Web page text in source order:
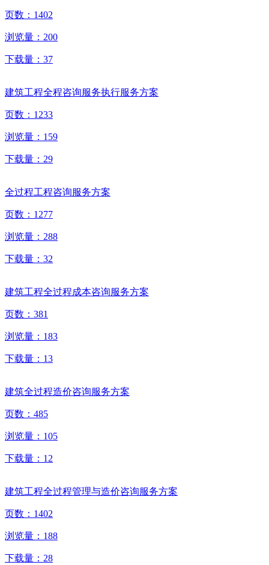
页数： 1402
浏览量： 200
下载量： 37
建筑工程全程咨询服务执行服务方案
页数： 1233
浏览量： 159
下载量： 29
全过程工程咨询服务方案
页数： 1277
浏览量： 288
下载量： 32
建筑工程全过程成本咨询服务方案
页数： 381
浏览量： 183
下载量： 13
建筑全过程造价咨询服务方案
页数： 485
浏览量： 105
下载量： 12
建筑工程全过程管理与造价咨询服务方案
页数： 1402
浏览量： 188
下载量： 28